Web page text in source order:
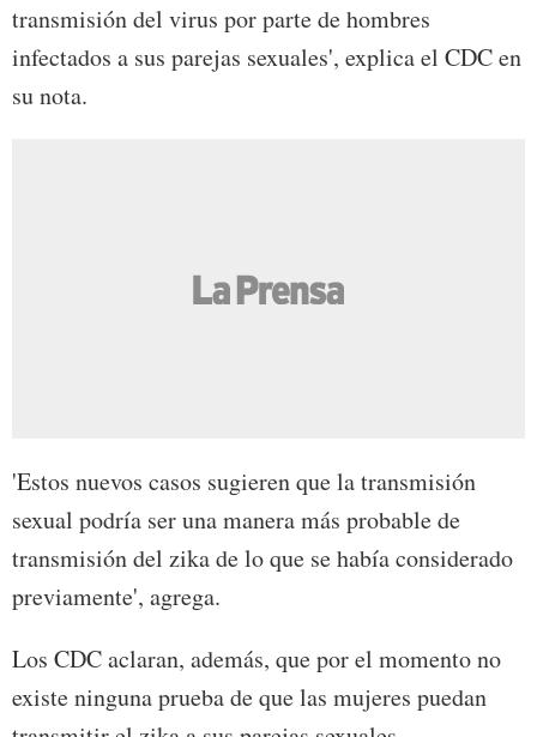
transmisión del virus por parte de hombres
infectados a sus parejas sexuales', explica el CDC en
su nota.
'Estos nuevos casos sugieren que la transmisión
sexual podría ser una manera más probable de
transmisión del zika de lo que se había considerado
previamente', agrega.
Los CDC aclaran, además, que por el momento no
existe ninguna prueba de que las mujeres puedan